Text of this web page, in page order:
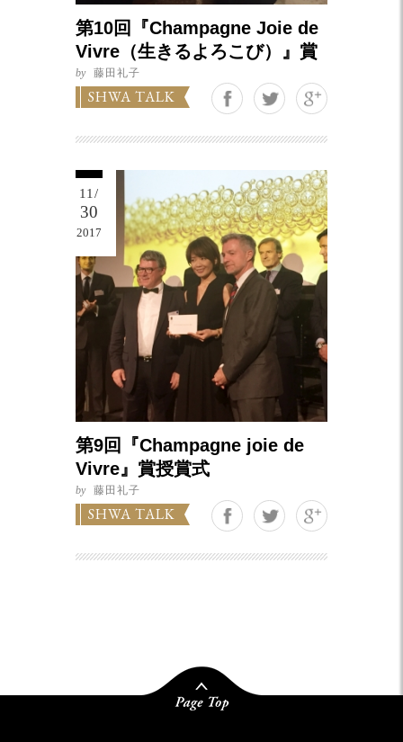
第10回『Champagne Joie de
Vivre（生きるよろこび）』賞
by 藤田礼子
SHWA TALK
11/
30
2017
第9回『Champagne joie de
Vivre』賞授賞式
by 藤田礼子
SHWA TALK